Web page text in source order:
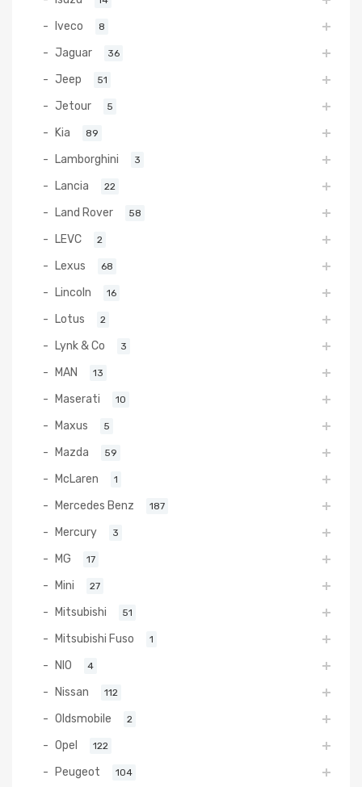
Iveco 8
Jaguar 36
Jeep 51
Jetour 5
Kia 89
Lamborghini 3
Lancia 22
Land Rover 58
LEVC 2
Lexus 68
Lincoln 16
Lotus 2
Lynk & Co 3
MAN 13
Maserati 10
Maxus 5
Mazda 59
McLaren 1
Mercedes Benz 187
Mercury 3
MG 17
Mini 27
Mitsubishi 51
Mitsubishi Fuso 1
NIO 4
Nissan 112
Oldsmobile 2
Opel 122
Peugeot 104